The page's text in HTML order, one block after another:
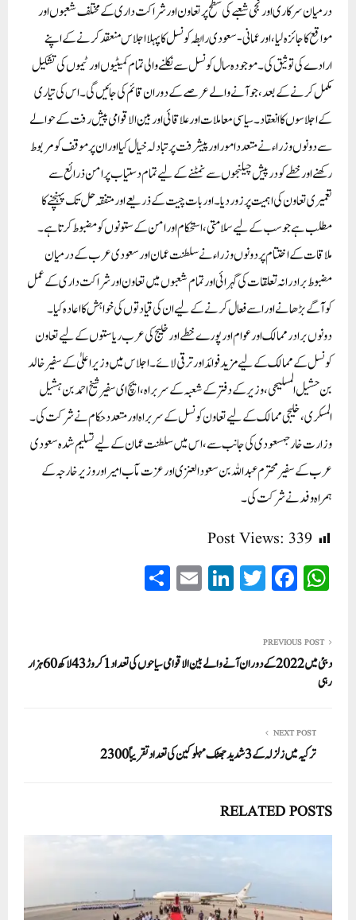
درمیان سرکاری اور نجی شعبے کی سطح پر تعاون اور شراکت داری کے مختلف شعبوں اور
مواقع کا جائزہ لیا، اور عمانی-سعودی رابطہ کونسل کا پہلا اجلاس منعقد کرنے کے اپنے
ارادے کی توثیق کی۔ موجودہ سال کونسل سے نکلنے والی تمام کمیٹیوں اور ٹیموں کی تشکیل
مکمل کرنے کے بعد، جو آنے والے عرصے کے دوران قائم کی جائیں گی۔ اس کی تیاری
کے اجلاسوں کا انعقاد۔سیاسی معاملات اور علاقائی اور بین الاقوامی پیش رفت کے حوالے
سے دونوں وزراء نے متعدد امور اور پیشرفت پر تبادلہ خیال کیا اور ان پر موقف کو مربوط
رکھنے اور خطے کو درپیش چیلنجوں سے نمٹنے کے لیے تمام دستیاب پرامن ذرائع سے
تعمیری تعاون کی اہمیت پر زور دیا۔ اور بات چیت کے ذریعے اور متفقہ حل تک پہنچنے کا
مطلب ہے جو سب کے لیے سلامتی، استحکام اور امن کے ستونوں کو مضبوط کرتا ہے۔
ملاقات کے اختتام پر دونوں وزراء نے سلطنت عمان اور سعودی عرب کے درمیان
مضبوط برادرانہ تعلقات کی گہرائی اور تمام شعبوں میں تعاون اور شراکت داری کے عمل
کو آگے بڑھانے اور اسے فعال کرنے کے لیے ان کی قیادتوں کی خواہش کا اعادہ کیا۔
دونوں برادر ممالک اور عوام اور پورے خطے اور خلیج کی عرب ریاستوں کے لیے تعاون
کونسل کے ممالک کے لیے مزید فوائد اور ترقی لائے۔اجلاس میں وزیر اعلیٰ کے سفیر خالد
بن حشیل المسلیحی، وزیر کے دفتر کے شعبہ کے سربراہ، ایچ ای سفیر شیخ احمد بن ہشیل
المسکری، خلیجی ممالک کے لیے تعاون کونسل کے سربراہ اور متعدد حکام نے شرکت کی۔
وزارت خارجہسعودی کی جانب سے، اس میں سلطنت عمان کے لیے تسلیم شدہ سعودی
عرب کے سفیر محترم عبداللہ بن سعود العنزی اور عزت مآب امیر اور وزیر خارجہ کے
ہمراہ وفد نے شرکت کی۔
Post Views: 339
W
ha
A
pp
Fa
ce
ok
T
wi
r
Li
nk
In
E
m
PREVIOUS POST
دبئی میں 2022 کے دوران آنے والے بین الاقوامی سیاحوں کی تعداد 1کروڑ 43لاکھ 60ہزار
رہی
NEXT POST
ترکیہ میں زلزلہ کے 3 شدید جھٹک مہلوکین کی تعداد تقریباً 2300
RELATED POSTS